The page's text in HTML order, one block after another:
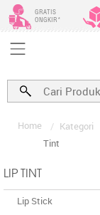
GRATIS
ONGKIR*
Home / Kategori
Tint
LIP TINT
Lip Stick